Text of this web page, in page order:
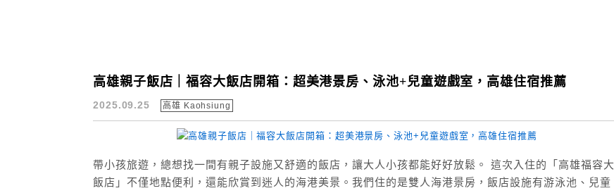
高雄親子飯店｜福容大飯店開箱：超美港景房、泳池+兒童遊戲室，高雄住宿推薦
2025.09.25 高雄 Kaohsiung
帶小孩旅遊，總想找一間有親子設施又舒適的飯店，讓大人小孩都能好好放鬆。 這次入住的「高雄福容大
飯店」不僅地點便利，還能欣賞到迷人的海港美景。我們住的是雙人海港景房，飯店設施有游泳池、兒童